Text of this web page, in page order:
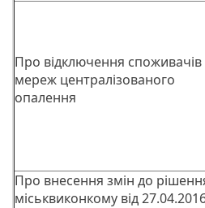
Про відключення споживачів
мереж централізованого
опалення
Про внесення змін до
міськвиконкому від